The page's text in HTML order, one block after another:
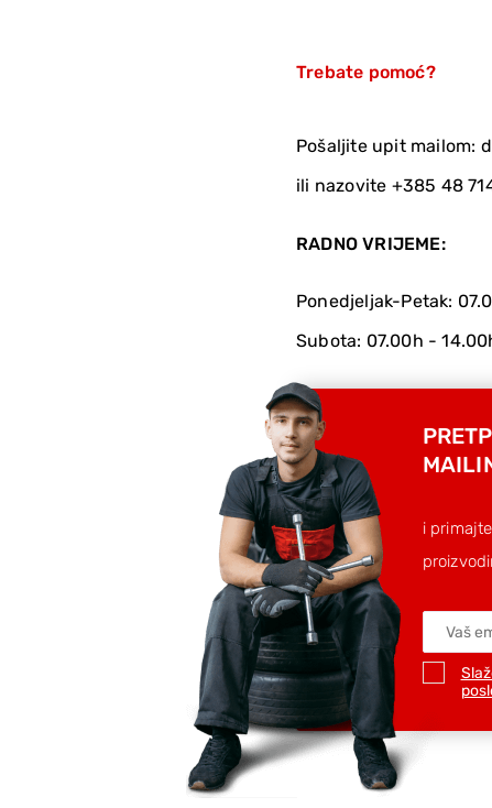
Trebate pomoć?
Pošaljite upit mailom:
ili nazovite +385 48
RADNO VRIJEME:
Ponedjeljak-Petak:
Subota: 07.00h -
i